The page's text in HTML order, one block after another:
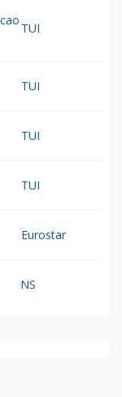
TUI
TUI
TUI
TUI
Eurostar
NS